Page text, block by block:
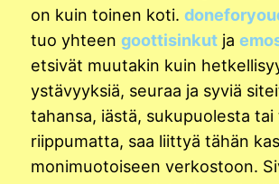
on kuin toinen koti.
tuo yhteen goottisinkut ja
etsivät muutakin kuin
ystävyyksiä, seuraa ja syviä
tahansa, iästä, sukupuolesta tai
riippumatta, saa liittyä tähän
monimuotoiseen verkostoon.